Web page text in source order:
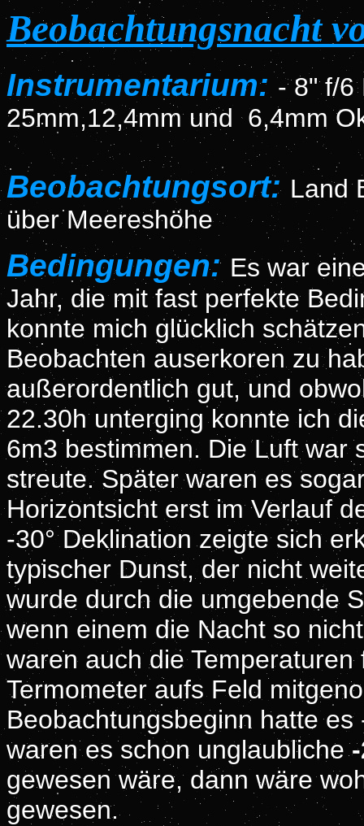
Beobachtungsnacht
Instrumentarium: - 8" f/6
25mm,12,4mm und 6,4mm
Beobachtungsort: Land
über Meereshöhe
Bedingungen: Es war
Jahr, die mit fast perfekte
konnte mich glücklich
Beobachten auserkoren zu
außerordentlich gut, und
22.30h unterging konnte ich
6m3 bestimmen. Die Luft war
streute. Später waren es
Horizontsicht erst im Verlauf
-30° Deklination zeigte sich
typischer Dunst, der nicht
wurde durch die umgebende
wenn einem die Nacht so
waren auch die
Termometer aufs Feld
Beobachtungsbeginn hatte
waren es schon unglaubliche
gewesen wäre, dann wäre
gewesen.